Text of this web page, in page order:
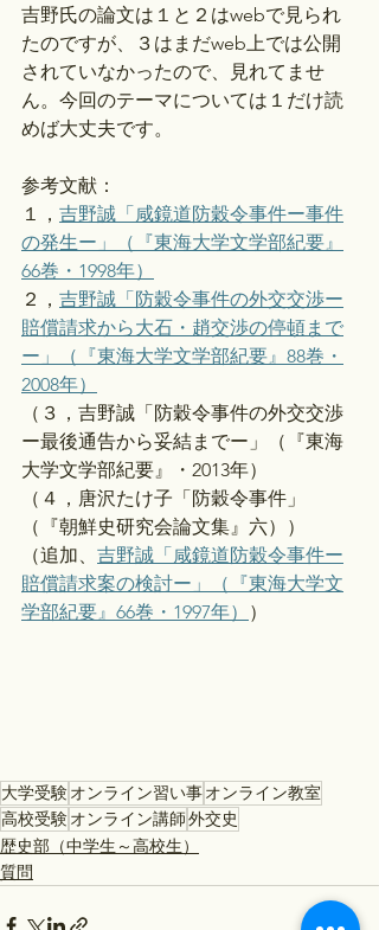
吉野氏の論文は１と２はwebで見られ
たのですが、３はまだweb上では公開
されていなかったので、見れてませ
ん。今回のテーマについては１だけ読
めば大丈夫です。
参考文献：
１， 吉野誠「咸鏡道防穀令事件ー事件
の発生ー」（『東海大学文学部紀要』
66巻・1998年）
２， 吉野誠「防穀令事件の外交交渉ー
賠償請求から大石・趙交渉の停頓まで
ー」（『東海大学文学部紀要』88巻・
2008年）
（３，吉野誠「防穀令事件の外交交渉
ー最後通告から妥結までー」（『東海
大学文学部紀要』・2013年）
（４，唐沢たけ子「防穀令事件」
（『朝鮮史研究会論文集』六））
（追加、 吉野誠「咸鏡道防穀令事件ー
賠償請求案の検討ー」（『東海大学文
学部紀要』66巻・1997年）
）
大学受験オンライン習い事オンライン教室
高校受験オンライン講師外交史
歴史部（中学生～高校生）
質問